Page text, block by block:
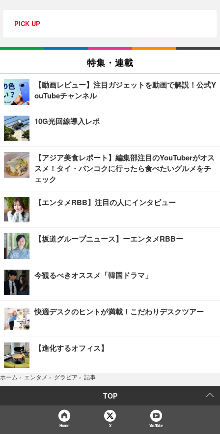
PICK UP
特集・連載
【動画レビュー】注目ガジェットを動画で解説！公式Y
ouTubeチャンネル
10G光回線導入レポ
【アジア美食レポート】編集部注目のYouTuberがオス
スメ！タイ・バンコクに行ったら食べたいグルメをチ
ェック
【エンタメRBB】注目の人にインタビュー
【坂道グループニュース】ーエンタメRBBー
今観るべきオススメ「韓国ドラマ」
快適デスクのヒントが満載！こだわりデスクツアー
【進化するオフィス】
ホーム › エンタメ › グラビア › 記事
TOP
Home X YouTube